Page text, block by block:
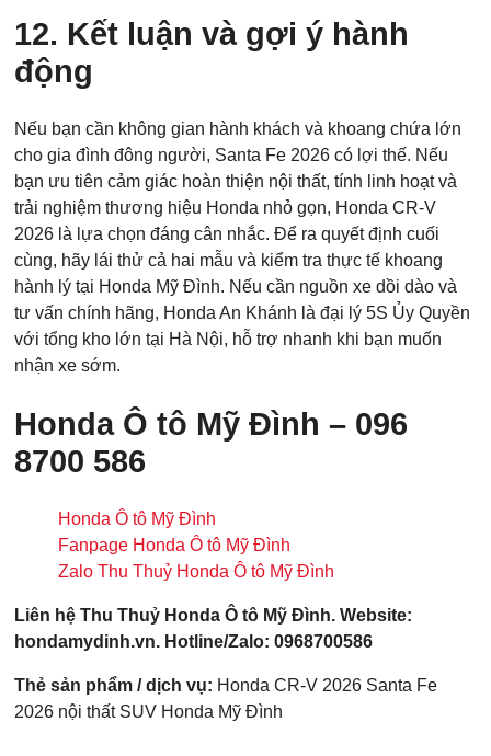
12. Kết luận và gợi ý hành
động
Nếu bạn cần không gian hành khách và khoang chứa lớn
cho gia đình đông người, Santa Fe 2026 có lợi thế. Nếu
bạn ưu tiên cảm giác hoàn thiện nội thất, tính linh hoạt và
trải nghiệm thương hiệu Honda nhỏ gọn, Honda CR-V
2026 là lựa chọn đáng cân nhắc. Để ra quyết định cuối
cùng, hãy lái thử cả hai mẫu và kiểm tra thực tế khoang
hành lý tại Honda Mỹ Đình. Nếu cần nguồn xe dồi dào và
tư vấn chính hãng, Honda An Khánh là đại lý 5S Ủy Quyền
với tổng kho lớn tại Hà Nội, hỗ trợ nhanh khi bạn muốn
nhận xe sớm.
Honda Ô tô Mỹ Đình – 096
8700 586
Honda Ô tô Mỹ Đình
Fanpage Honda Ô tô Mỹ Đình
Zalo Thu Thuỷ Honda Ô tô Mỹ Đình
Liên hệ Thu Thuỷ Honda Ô tô Mỹ Đình. Website:
hondamydinh.vn. Hotline/Zalo: 0968700586
Thẻ sản phẩm / dịch vụ: Honda CR-V 2026 Santa Fe
2026 nội thất SUV Honda Mỹ Đình